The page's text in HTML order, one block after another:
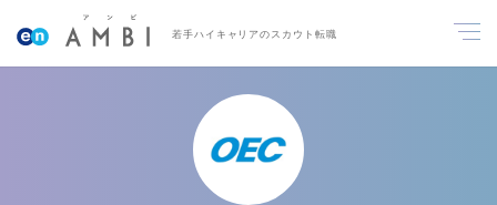
若手ハイキャリアのスカウト転職